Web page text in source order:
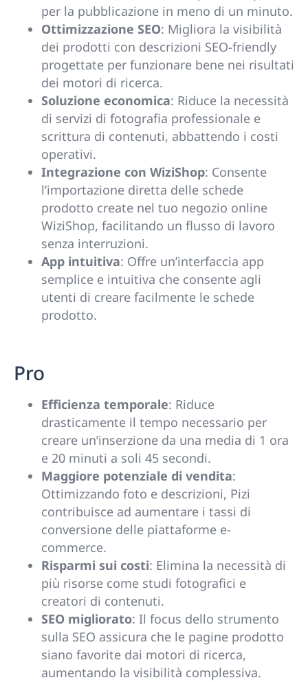
per la pubblicazione in meno di un minuto.
Ottimizzazione SEO: Migliora la visibilità
dei prodotti con descrizioni SEO-friendly
progettate per funzionare bene nei risultati
dei motori di ricerca.
Soluzione economica: Riduce la necessità
di servizi di fotografia professionale e
scrittura di contenuti, abbattendo i costi
operativi.
Integrazione con WiziShop: Consente
l’importazione diretta delle schede
prodotto create nel tuo negozio online
WiziShop, facilitando un flusso di lavoro
senza interruzioni.
App intuitiva: Offre un’interfaccia app
semplice e intuitiva che consente agli
utenti di creare facilmente le schede
prodotto.
Pro
Efficienza temporale: Riduce
drasticamente il tempo necessario per
creare un’inserzione da una media di 1 ora
e 20 minuti a soli 45 secondi.
Maggiore potenziale di vendita:
Ottimizzando foto e descrizioni, Pizi
contribuisce ad aumentare i tassi di
conversione delle piattaforme e-
commerce.
Risparmi sui costi: Elimina la necessità di
più risorse come studi fotografici e
creatori di contenuti.
SEO migliorato: Il focus dello strumento
sulla SEO assicura che le pagine prodotto
siano favorite dai motori di ricerca,
aumentando la visibilità complessiva.